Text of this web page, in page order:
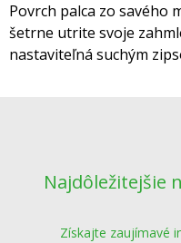
Povrch palca zo savého
šetrne utrite svoje
nastaviteľná suchým
Najdôležitejšie
Získajte zaujímavé